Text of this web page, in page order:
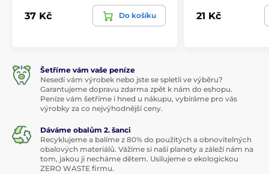
37 Kč Do košíku 21 Kč
Šetříme vám vaše peníze
Nesedí vám výrobek nebo jste se spletli ve výběru?
Garantujeme dopravu zdarma zpět k nám do eshopu.
Peníze vám šetříme i hned u nákupu, vybíráme pro vás
výrobky za co nejvýhodnější ceny.
Dáváme obalům 2. šanci
Recyklujeme a balíme z 80% do použitých a obnovitelných
obalových materiálů. Vážíme si naší planety a záleží nám na
tom, jakou ji necháme dětem. Usilujeme o ekologickou
ZERO WASTE firmu.